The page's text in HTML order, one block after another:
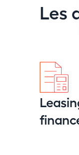
Les